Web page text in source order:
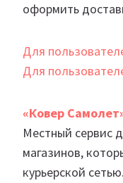
оформить
Для
Для
«Ковер
Местный сервис
магазинов,
курьерской